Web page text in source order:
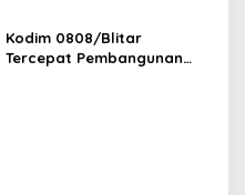
Kodim 0808/Blitar
Tercepat Pembangunan